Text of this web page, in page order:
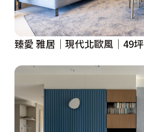
臻愛 雅居│現代北歐風│49坪